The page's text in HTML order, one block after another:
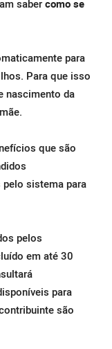
saber como se
para
Para que isso
nascimento da
que são
pelo sistema para
pelos
em até 30
para
são